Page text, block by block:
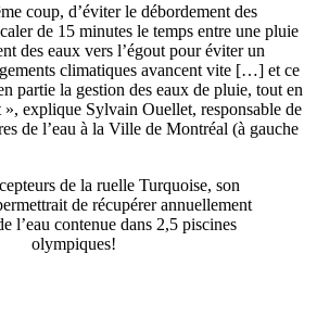
coup, d’éviter le débordement des
de 15 minutes le temps entre une pluie
des eaux vers l’égout pour éviter un
climatiques avancent vite […] et ce
partie la gestion des eaux de pluie, tout en
», explique Sylvain Ouellet, responsable de
de l’eau à la Ville de Montréal (à gauche
de la ruelle Turquoise, son
de récupérer annuellement
l’eau contenue dans 2,5 piscines
olympiques!